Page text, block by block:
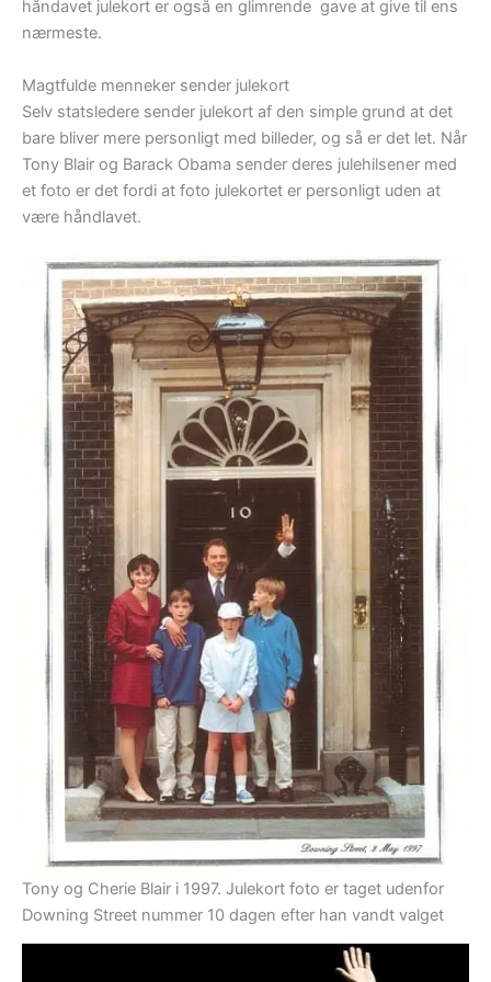
håndavet julekort er også en glimrende gave at give til ens
nærmeste.
Magtfulde menneker sender julekort
Selv statsledere sender julekort af den simple grund at det
bare bliver mere personligt med billeder, og så er det let. Når
Tony Blair og Barack Obama sender deres julehilsener med
et foto er det fordi at foto julekortet er personligt uden at
være håndlavet.
Tony og Cherie Blair i 1997. Julekort foto er taget udenfor
Downing Street nummer 10 dagen efter han vandt valget